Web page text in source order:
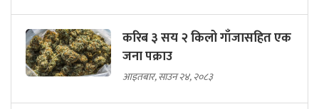
करिब ३ सय २ किलो गाँजासहित एक
जना पक्राउ
आइतबार, साउन २४, २०८३